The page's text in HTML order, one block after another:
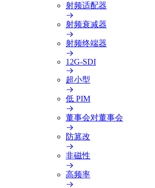
射频适配器
射频衰减器
射频终端器
12G-SDI
超小型
低 PIM
董事会对董事会
防篡改
非磁性
高频率